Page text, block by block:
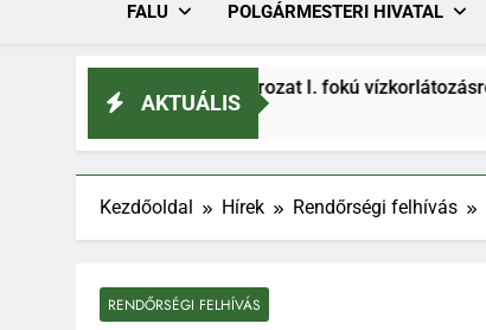
FALU POLGÁRMESTERI HIVATAL
AKTUÁLIS
1/2026. határozat I. fokú vízkorlátozásról
Kezdőoldal Hírek Rendőrségi felhívás
RENDŐRSÉGI FELHÍVÁS